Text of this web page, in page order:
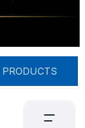
PRODUCTS